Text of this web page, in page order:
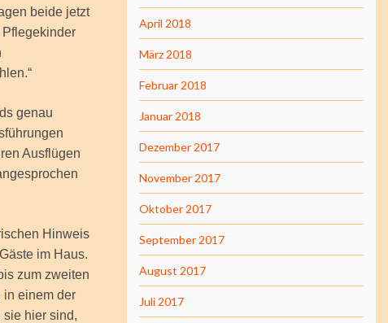
beide jetzt
genau
Ausflügen
Hinweis
im Haus.
zum zweiten
in einem der
sie hier sind,
April 2018
März 2018
Februar 2018
Januar 2018
Dezember 2017
November 2017
Oktober 2017
September 2017
August 2017
Juli 2017